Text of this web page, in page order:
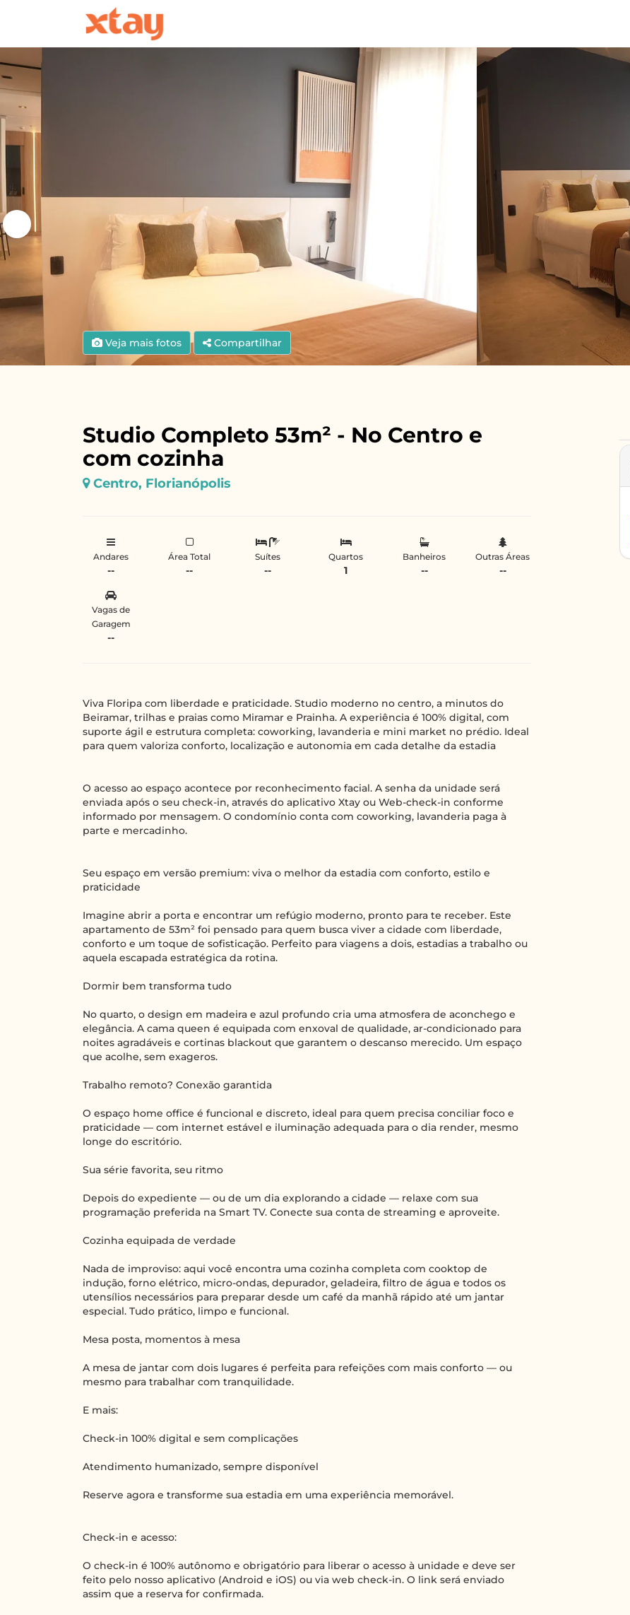
Veja mais fotos Compartilhar
Studio Completo 53m² - No Centro e
com cozinha
Centro, Florianópolis
Andares
--
Área Total
--
Suítes
--
Quartos
1
Banheiros
--
Outras Áreas
--
Vagas de
Garagem
--
Viva Floripa com liberdade e praticidade. Studio moderno no centro, a minutos do
Beiramar, trilhas e praias como Miramar e Prainha. A experiência é 100% digital, com
suporte ágil e estrutura completa: coworking, lavanderia e mini market no prédio. Ideal
para quem valoriza conforto, localização e autonomia em cada detalhe da estadia
O acesso ao espaço acontece por reconhecimento facial. A senha da unidade será
enviada após o seu check-in, através do aplicativo Xtay ou Web-check-in conforme
informado por mensagem. O condomínio conta com coworking, lavanderia paga à
parte e mercadinho.
Seu espaço em versão premium: viva o melhor da estadia com conforto, estilo e
praticidade
Imagine abrir a porta e encontrar um refúgio moderno, pronto para te receber. Este
apartamento de 53m² foi pensado para quem busca viver a cidade com liberdade,
conforto e um toque de sofisticação. Perfeito para viagens a dois, estadias a trabalho ou
aquela escapada estratégica da rotina.
Dormir bem transforma tudo
No quarto, o design em madeira e azul profundo cria uma atmosfera de aconchego e
elegância. A cama queen é equipada com enxoval de qualidade, ar-condicionado para
noites agradáveis e cortinas blackout que garantem o descanso merecido. Um espaço
que acolhe, sem exageros.
Trabalho remoto? Conexão garantida
O espaço home office é funcional e discreto, ideal para quem precisa conciliar foco e
praticidade — com internet estável e iluminação adequada para o dia render, mesmo
longe do escritório.
Sua série favorita, seu ritmo
Depois do expediente — ou de um dia explorando a cidade — relaxe com sua
programação preferida na Smart TV. Conecte sua conta de streaming e aproveite.
Cozinha equipada de verdade
Nada de improviso: aqui você encontra uma cozinha completa com cooktop de
indução, forno elétrico, micro-ondas, depurador, geladeira, filtro de água e todos os
utensílios necessários para preparar desde um café da manhã rápido até um jantar
especial. Tudo prático, limpo e funcional.
Mesa posta, momentos à mesa
A mesa de jantar com dois lugares é perfeita para refeições com mais conforto — ou
mesmo para trabalhar com tranquilidade.
E mais:
Check-in 100% digital e sem complicações
Atendimento humanizado, sempre disponível
Reserve agora e transforme sua estadia em uma experiência memorável.
Check-in e acesso:
O check-in é 100% autônomo e obrigatório para liberar o acesso à unidade e deve ser
feito pelo nosso aplicativo (Android e iOS) ou via web check-in. O link será enviado
assim que a reserva for confirmada.